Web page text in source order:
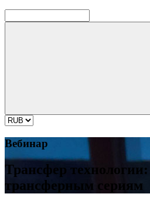
Вебинар
Трансфер
трансферным сериям